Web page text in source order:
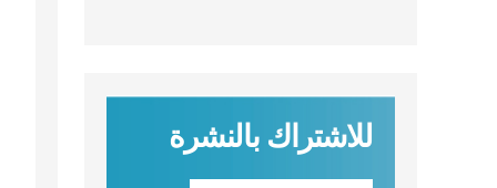
للاشتراك بالنشرة